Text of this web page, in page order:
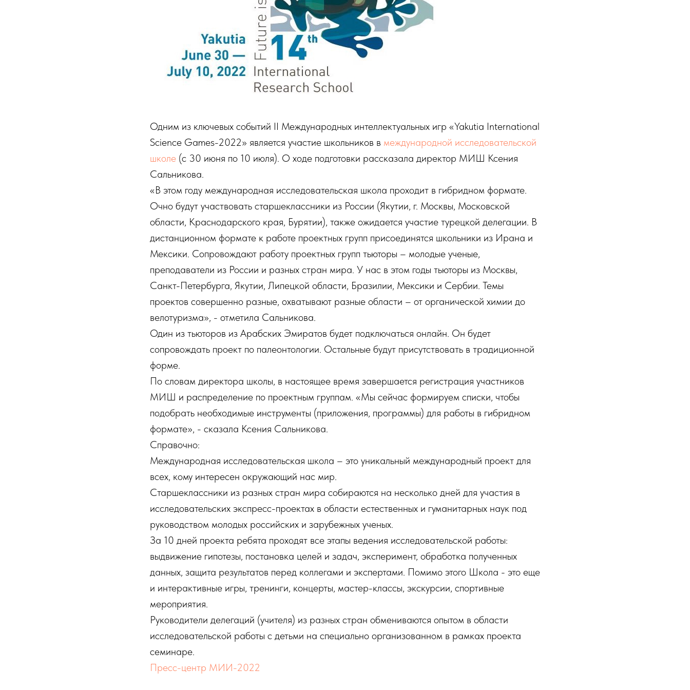
Одним из ключевых событий II Международных интеллектуальных игр «Yakutia International
Science Games-2022» является участие школьников в международной исследовательской
школе (с 30 июня по 10 июля). О ходе подготовки рассказала директор МИШ Ксения
Сальникова.
«В этом году международная исследовательская школа проходит в гибридном формате.
Очно будут участвовать старшеклассники из России (Якутии, г. Москвы, Московской
области, Краснодарского края, Бурятии), также ожидается участие турецкой делегации. В
дистанционном формате к работе проектных групп присоединятся школьники из Ирана и
Мексики. Сопровождают работу проектных групп тьюторы – молодые ученые,
преподаватели из России и разных стран мира. У нас в этом годы тьюторы из Москвы,
Санкт-Петербурга, Якутии, Липецкой области, Бразилии, Мексики и Сербии. Темы
проектов совершенно разные, охватывают разные области – от органической химии до
велотуризма», - отметила Сальникова.
Один из тьюторов из Арабских Эмиратов будет подключаться онлайн. Он будет
сопровождать проект по палеонтологии. Остальные будут присутствовать в традиционной
форме.
По словам директора школы, в настоящее время завершается регистрация участников
МИШ и распределение по проектным группам. «Мы сейчас формируем списки, чтобы
подобрать необходимые инструменты (приложения, программы) для работы в гибридном
формате», - сказала Ксения Сальникова.
Справочно:
Международная исследовательская школа – это уникальный международный проект для
всех, кому интересен окружающий нас мир.
Старшеклассники из разных стран мира собираются на несколько дней для участия в
исследовательских экспресс-проектах в области естественных и гуманитарных наук под
руководством молодых российских и зарубежных ученых.
За 10 дней проекта ребята проходят все этапы ведения исследовательской работы:
выдвижение гипотезы, постановка целей и задач, эксперимент, обработка полученных
данных, защита результатов перед коллегами и экспертами. Помимо этого Школа - это еще
и интерактивные игры, тренинги, концерты, мастер-классы, экскурсии, спортивные
мероприятия.
Руководители делегаций (учителя) из разных стран обмениваются опытом в области
исследовательской работы с детьми на специально организованном в рамках проекта
семинаре.
Пресс-центр МИИ-2022